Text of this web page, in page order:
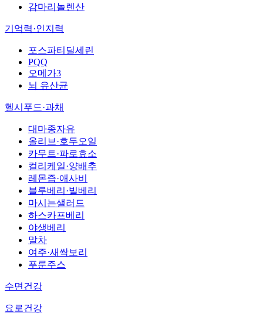
감마리놀렌산
기억력·인지력
포스파티딜세린
PQQ
오메가3
뇌 유산균
헬시푸드·과채
대마종자유
올리브·호두오일
카무트·파로효소
컬리케일·양배추
레몬즙·애사비
블루베리·빌베리
마시는샐러드
하스카프베리
야생베리
말차
여주·새싹보리
푸룬주스
수면건강
요로건강